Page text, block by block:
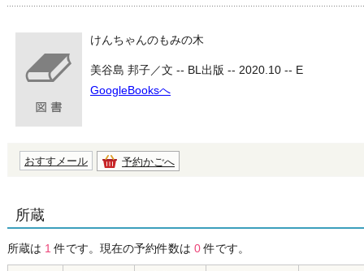
けんちゃんのもみの木
美谷島 邦子／文 -- BL出版 -- 2020.10 -- E
GoogleBooksへ
おすすメール 予約かごへ
所蔵
所蔵は 1 件です。現在の予約件数は 0件です。